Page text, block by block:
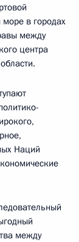
море в городах
между
центра
Наций
между